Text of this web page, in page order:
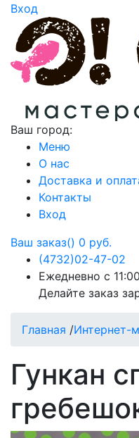
Вход
Ваш город:
Меню
О нас
Доставка и
Контакты
Вход
Ваш заказ() 0 руб.
(4732)02-47-02
Ежедневно с
Делайте заказ
Главная /Интернет-
Гункан